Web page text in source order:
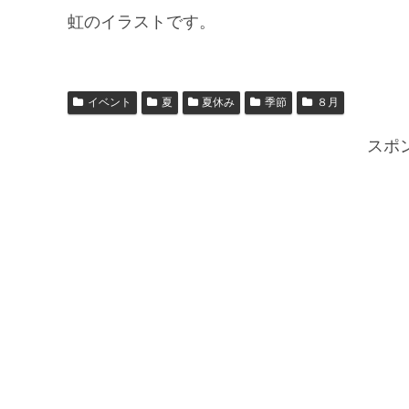
虹のイラストです。
イベント 夏 夏休み 季節 ８月
スポ